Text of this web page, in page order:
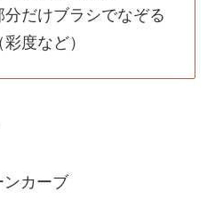
だけブラシでなぞる
度など）
カーブ